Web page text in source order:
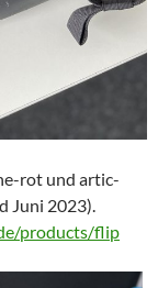
rot und artic-
Juni 2023).
products/flip